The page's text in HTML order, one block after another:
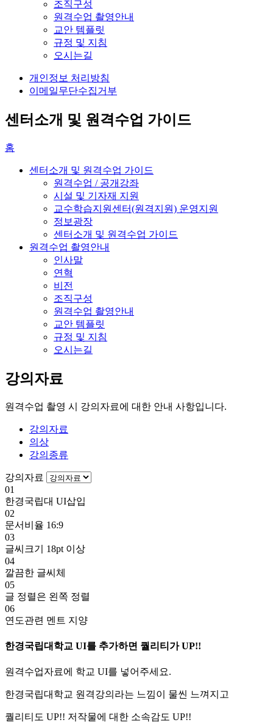
조직구성
원격수업 촬영안내
교안 템플릿
규정 및 지침
오시는길
개인정보 처리방침
이메일무단수집거부
센터소개 및 원격수업 가이드
홈
센터소개 및 원격수업 가이드
원격수업 / 공개강좌
시설 및 기자재 지원
교수학습지원센터(원격지원) 운영지원
정보광장
센터소개 및 원격수업 가이드
원격수업 촬영안내
인사말
연혁
비전
조직구성
원격수업 촬영안내
교안 템플릿
규정 및 지침
오시는길
강의자료
원격수업 촬영 시 강의자료에 대한 안내 사항입니다.
강의자료
의상
강의종류
강의자료
01
한경국립대 UI삽입
02
문서비율 16:9
03
글씨크기 18pt 이상
04
깔끔한 글씨체
05
글 정렬은 왼쪽 정렬
06
연도관련 멘트 지양
한경국립대학교 UI를 추가하면 퀄리티가 UP!!
원격수업자료에 학교 UI를 넣어주세요.
한경국립대학교 원격강의라는 느낌이 물씬 느껴지고
퀄리티도 UP!! 저작물에 대한 소속감도 UP!!